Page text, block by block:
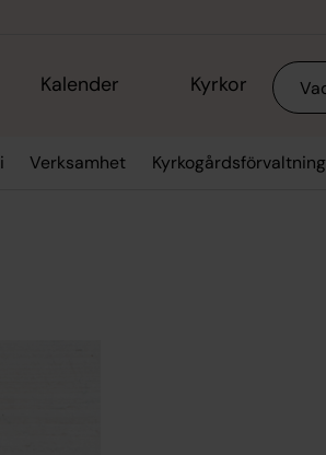
Kalender Kyrkor Sök
Verksamhet Kyrkogårdsförvaltning